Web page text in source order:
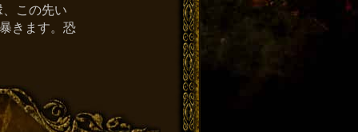
この先い
きます。恐